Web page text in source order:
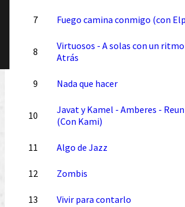
7 Fuego camina conmigo (con
8
Virtuosos - A solas con un ritmo
Atrás
9 Nada que hacer
10
Javat y Kamel - Amberes -
(Con Kami)
11 Algo de Jazz
12 Zombis
13 Vivir para contarlo